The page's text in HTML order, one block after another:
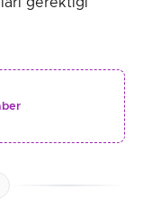
gerektiği